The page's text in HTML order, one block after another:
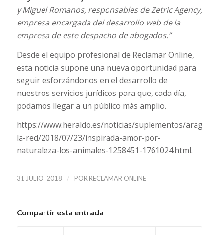
y Miguel Romanos, responsables de Zetric Agency,
empresa encargada del desarrollo web de la
empresa de este despacho de abogados.”
Desde el equipo profesional de Reclamar Online,
esta noticia supone una nueva oportunidad para
seguir esforzándonos en el desarrollo de
nuestros servicios jurídicos para que, cada día,
podamos llegar a un público más amplio.
https://www.heraldo.es/noticias/suplementos/aragon-
la-red/2018/07/23/inspirada-amor-por-
naturaleza-los-animales-1258451-1761024.html.
31 JULIO, 2018 / POR RECLAMAR ONLINE
Compartir esta entrada